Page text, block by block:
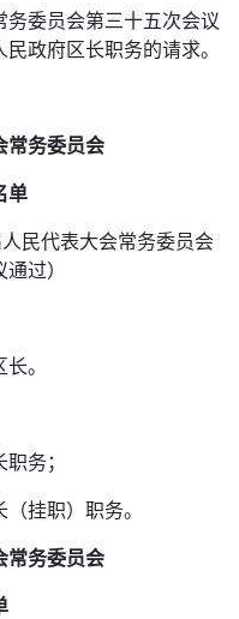
委员会第三十五次会议
政府区长职务的请求。
常务委员会
单
民代表大会常务委员会
过）
。
务；
挂职）职务。
常务委员会